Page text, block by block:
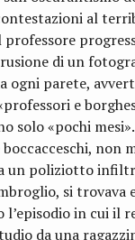
al
di un
ogni parete,
e
solo «pochi
non
un poliziotto
si trovava
l’episodio in cui il
da una